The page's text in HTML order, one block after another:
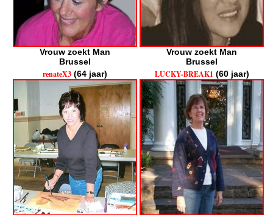
Vrouw zoekt Man
Brussel
Vrouw zoekt Man
Brussel
renateX3 (64 jaar) LUCKY-BREAK1 (60 jaar)